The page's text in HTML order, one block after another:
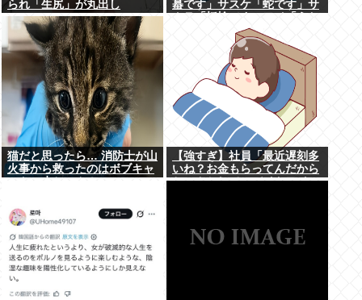
られ「生尻」が丸出し
に・・・
蟇です」サスケ「蛇です」サ
猫だと思ったら… 消防士が山
火事から救ったのはボブキャ
【強すぎ】社員「最近遅刻多
いね？お金もらってんだから
ちゃんとして」バイトワイ